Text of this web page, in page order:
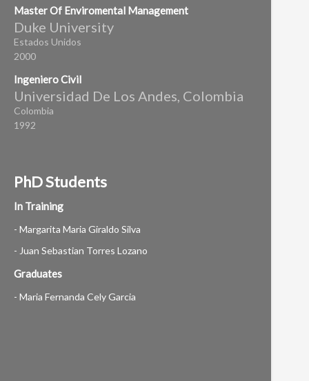
Master Of Enviromental Management
Duke University
Estados Unidos
2000
Ingeniero Civil
Universidad De Los Andes, Colombia
Colombia
1992
PhD Students
In Training
- Margarita Maria Giraldo Silva
- Juan Sebastian Torres Lozano
Graduates
- Maria Fernanda Cely Garcia